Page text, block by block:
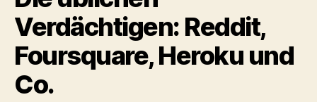
Verdächtigen: Reddit,
Foursquare, Heroku und
Co.